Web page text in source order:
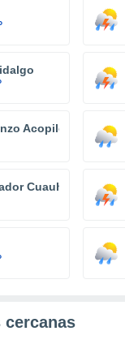
Acopilco
Cuauhtenco
cercanas